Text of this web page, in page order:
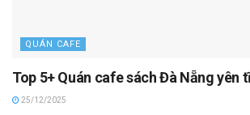
QUÁN CAFE
Top 5+ Quán cafe sách Đà Nẵng yên
25/12/2025